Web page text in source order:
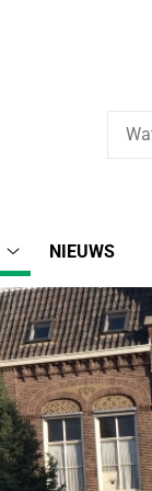
Zorgverleners
submenu
NIEUWS